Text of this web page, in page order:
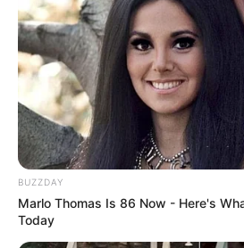
Freizeitparks mit amerikanischen
Saloons mit Livemusik und
einst in Deutschland von Buffalo
geboten wurden, erwecken den
wieder zum Leben.
Filmparks
durch
zum Thema Film angeboten.
BUZZDAY
Marlo Thomas Is 86 Now - Here's
Today